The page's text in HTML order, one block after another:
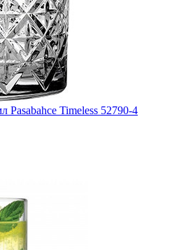
Pasabahce Timeless 52790-4